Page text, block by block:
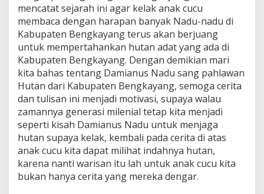
mencatat sejarah ini agar kelak anak cucu
membaca dengan harapan banyak Nadu-nadu di
Kabupaten Bengkayang terus akan berjuang
untuk mempertahankan hutan adat yang ada di
Kabupaten Bengkayang. Dengan demikian mari
kita bahas tentang Damianus Nadu sang pahlawan
Hutan dari Kabupaten Bengkayang, semoga cerita
dan tulisan ini menjadi motivasi, supaya walau
zamannya generasi milenial tetap kita menjadi
seperti kisah Damianus Nadu untuk menjaga
hutan supaya kelak, kembali pada cerita di atas
anak cucu kita dapat milihat indahnya hutan,
karena nanti warisan itu lah untuk anak cucu kita
bukan hanya cerita yang mereka dengar.